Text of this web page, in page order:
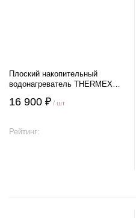
Плоский накопительный
водонагреватель THERMEX
16 900 ₽ / шт
Рейтинг: